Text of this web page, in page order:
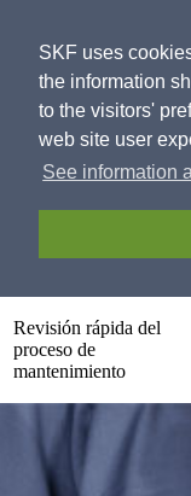
SKF uses
the information
to the visitors'
web site user
See information
Revisión rápida del
proceso de
mantenimiento